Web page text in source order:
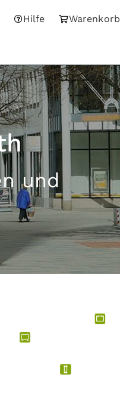
Hilfe Warenkorb
und